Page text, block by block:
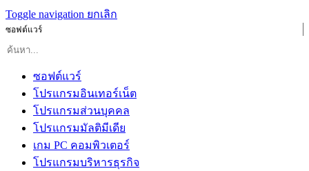
Toggle navigation ยกเลิก
ซอฟต์แวร์
ซอฟต์แวร์
โปรแกรมอินเทอร์เน็ต
โปรแกรมส่วนบุคคล
โปรแกรมมัลติมีเดีย
เกม PC คอมพิวเตอร์
โปรแกรมบริหารธุรกิจ